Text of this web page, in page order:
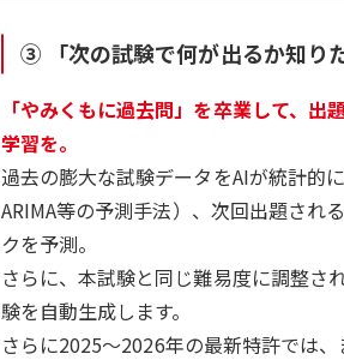
③ 「次の試験で何が出るか知り
「やみくもに過去問」を卒業して、出
学習を。
過去の膨大な試験データをAIが統計的
ARIMA等の予測手法）、次回出題され
クを予測。
さらに、本試験と同じ難易度に調整さ
験を自動生成します。
さらに2025〜2026年の最新特許では